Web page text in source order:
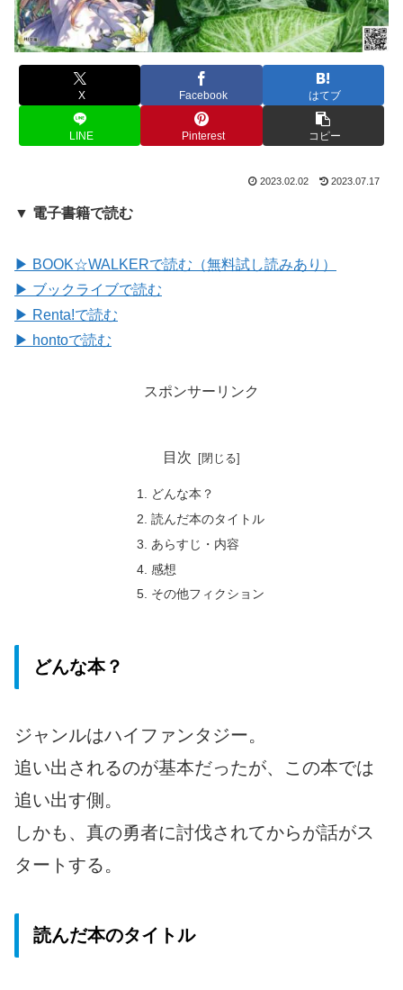
X Facebook はてブ
LINE Pinterest コピー
2023.02.02 2023.07.17
▼ 電子書籍で読む
▶ BOOK☆WALKERで読む（無料試し読みあり）
▶ ブックライブで読む
▶ Renta!で読む
▶ hontoで読む
スポンサーリンク
目次
どんな本？
読んだ本のタイトル
あらすじ・内容
感想
その他フィクション
どんな本？
ジャンルはハイファンタジー。
追い出されるのが基本だったが、この本では
追い出す側。
しかも、真の勇者に討伐されてからが話がス
タートする。
読んだ本のタイトル